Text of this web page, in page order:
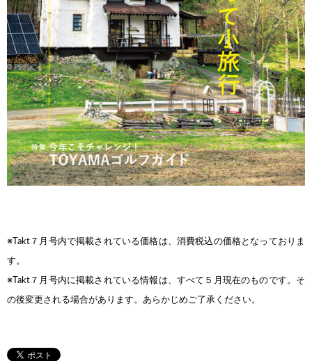
※Takt７月号内で掲載されている価格は、消費税込の価格となっておりま
す。
※Takt７月号内に掲載されている情報は、すべて５月 現在のものです。そ
の後変更される場合があります。 あらかじめご了承ください。